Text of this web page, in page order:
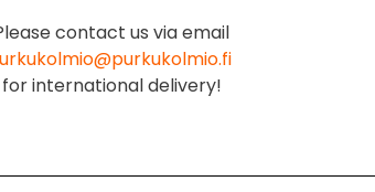
contact us via email
for international delivery!